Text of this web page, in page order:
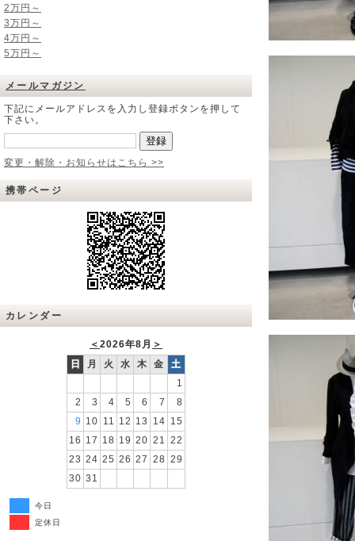
2万円～
3万円～
4万円～
5万円～
メールマガジン
下記にメールアドレスを入力し登録ボタンを押して
下さい。
変更・解除・お知らせはこちら >>
携帯ページ
カレンダー
＜ 2026年8月 ＞
日
月 火 水 木 金
土
1
2
3 4 5 6 7
8
9 10 11 12 13 14 15
16 17 18 19 20 21 22
23 24 25 26 27 28 29
30 31
今日
定休日